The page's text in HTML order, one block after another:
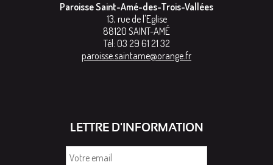
Paroisse Saint-Amé-des-Trois-Vallées
13, rue de l'Eglise
88120 SAINT-AMÉ
Tél: 03 29 61 21 32
paroisse.saintame@orange.fr
LETTRE D'INFORMATION